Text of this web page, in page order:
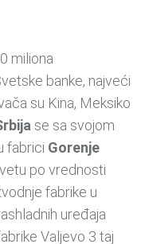
miliona
banke, najveći
su Kina, Meksiko
se sa svojom
fabrici Gorenje
po vrednosti
fabrike u
uređaja
Valjevo 3 taj